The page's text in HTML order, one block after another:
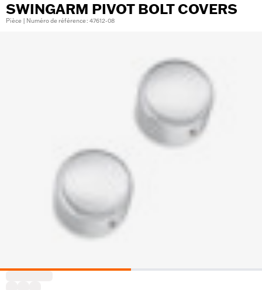
SWINGARM PIVOT BOLT COVERS
Pièce | Numéro de référence : 47612-08